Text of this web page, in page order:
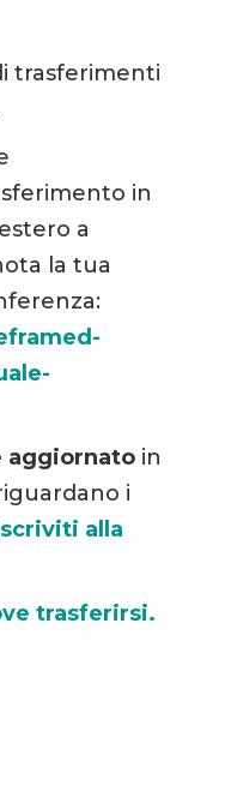
trasferimenti
in
a
la tua
aggiornatoin
i
alla
trasferirsi.